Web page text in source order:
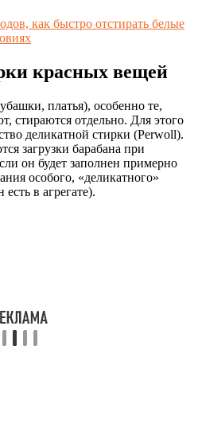
как быстро отстирать белые
красных вещей
платья), особенно те,
стираются отдельно. Для этого
деликатной стирки (Perwoll).
загрузки барабана при
он будет заполнен примерно
особого, «деликатного»
в агрегате).